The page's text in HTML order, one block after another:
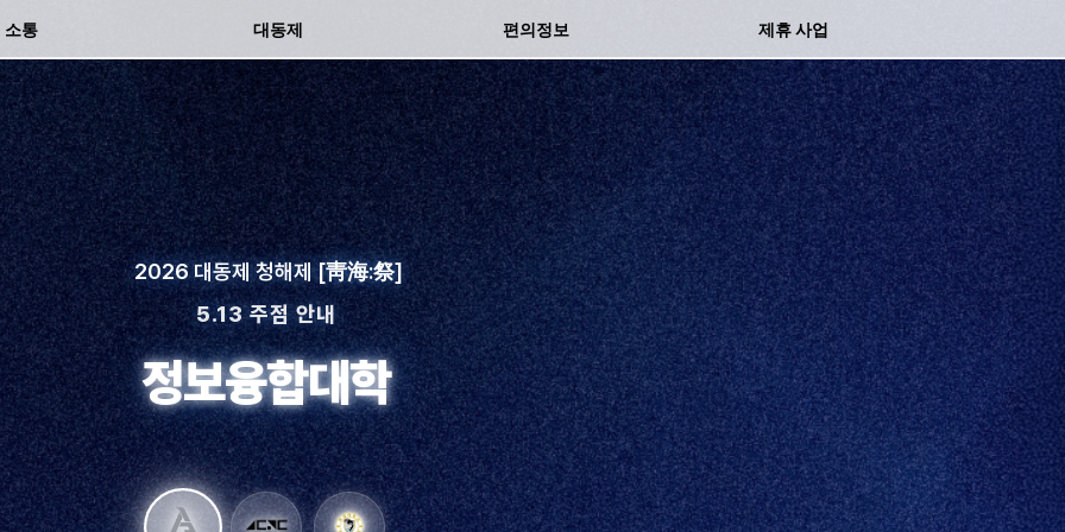
소통 대동제 편의정보 제휴 사업
분실물 센터
2026 대동제 청해제 [靑海:祭]
5.13 주점 안내
정보융합대학